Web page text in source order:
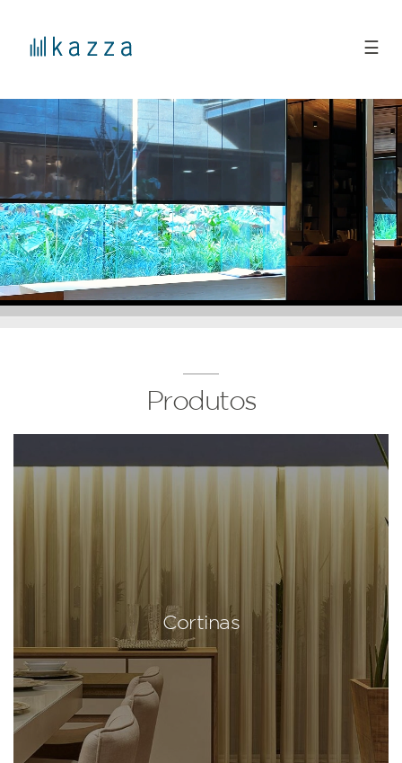
☰
Produtos
Cortinas